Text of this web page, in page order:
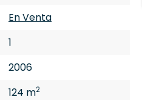
En Venta
1
2006
124 m2